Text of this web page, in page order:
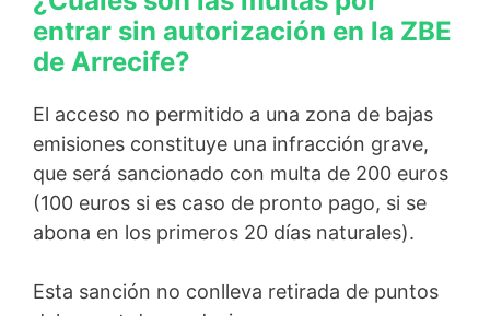
entrar sin autorización en la ZBE
de Arrecife?
El acceso no permitido a una zona de bajas
emisiones constituye una infracción grave,
que será sancionado con multa de 200 euros
(100 euros si es caso de pronto pago, si se
abona en los primeros 20 días naturales).
Esta sanción no conlleva retirada de puntos